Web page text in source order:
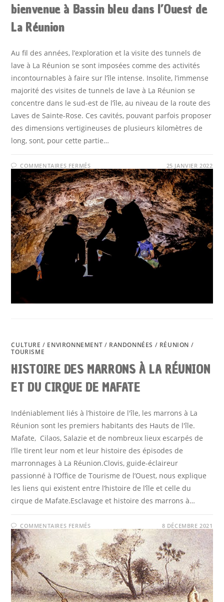
bienvenue à Bassin bleu dans l’Ouest de
La Réunion
Au fil des années, l’exploration et la visite des tunnels de
lave à La Réunion se sont imposées comme des activités
incontournables à faire sur l’île intense. Insolite, l’immense
majorité des visites de tunnels de lave à La Réunion se
concentre dans le sud-est de l’île, au niveau de la route des
Laves de Sainte-Rose. Ces cavités, pouvant parfois proposer
des dimensions vertigineuses de plusieurs kilomètres de
long, sont, pour cette partie…
COMMENTAIRES FERMÉSSUR
VISITER
UN
TUNNEL
DE
LAVE
À
LA
RÉUNION
:
BIENVENUE
À
BASSIN
BLEU
DANS
L’OUEST
LA
25 JANVIER 2022
CULTURE / ENVIRONNEMENT / RANDONNÉES / RÉUNION /
TOURISME
HISTOIRE DES MARRONS À LA RÉUNION
ET DU CIRQUE DE MAFATE
Indéniablement liés à l’histoire de l'île, les marrons à La
Réunion sont les premiers habitants des Hauts de l'île.
Mafate, Cilaos, Salazie et de nombreux lieux escarpés de
l’île tirent leur nom et leur histoire des épisodes de
marronnages à La Réunion.Clovis, guide-éclaireur
passionné à l’Office de Tourisme de l’Ouest, nous explique
les liens qui existent entre l’histoire de l’île et celle du
cirque de Mafate.Esclavage et histoire des marrons à…
COMMENTAIRES FERMÉSSUR
HISTOIRE
MARRONS
À
LA
RÉUNION
ET
DU
CIRQUE
DE
MAFATE
8 DÉCEMBRE 2021